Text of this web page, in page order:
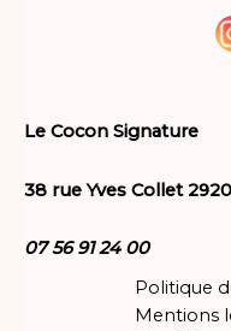
Le Cocon Signature
38 rue Yves Collet
07 56 91 24 00
Politique
Mentions